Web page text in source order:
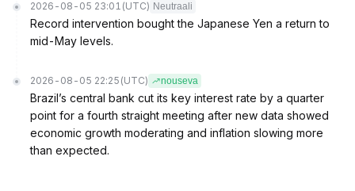
2026-08-05 23:01 (UTC) Neutraali
Record intervention bought the Japanese Yen a return to
mid-May levels.
2026-08-05 22:25 (UTC) nouseva
Brazil’s central bank cut its key interest rate by a quarter
point for a fourth straight meeting after new data showed
economic growth moderating and inflation slowing more
than expected.